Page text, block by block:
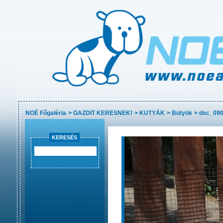
NOÉ Főgaléria >GAZDIT KERESNEK! >KUTYÁK >Bütyök >
KERESÉS